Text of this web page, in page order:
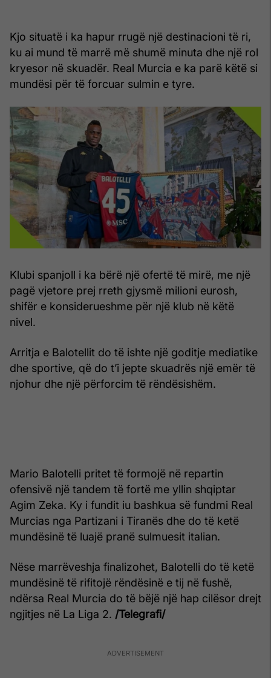
Kjo situatë i ka hapur rrugë një destinacioni të ri,
ku ai mund të marrë më shumë minuta dhe një rol
kryesor në skuadër. Real Murcia e ka parë këtë si
mundësi për të forcuar sulmin e tyre.
Klubi spanjoll i ka bërë një ofertë të mirë, me një
pagë vjetore prej rreth gjysmë milioni eurosh,
shifër e konsiderueshme për një klub në këtë
nivel.
Arritja e Balotellit do të ishte një goditje mediatike
dhe sportive, që do t’i jepte skuadrës një emër të
njohur dhe një përforcim të rëndësishëm.
Mario Balotelli pritet të formojë në repartin
ofensivë një tandem të fortë me yllin shqiptar
Agim Zeka. Ky i fundit iu bashkua së fundmi Real
Murcias nga Partizani i Tiranës dhe do të ketë
mundësinë të luajë pranë sulmuesit italian.
Nëse marrëveshja finalizohet, Balotelli do të ketë
mundësinë të rifitojë rëndësinë e tij në fushë,
ndërsa Real Murcia do të bëjë një hap cilësor drejt
ngjitjes në La Liga 2. /Telegrafi/